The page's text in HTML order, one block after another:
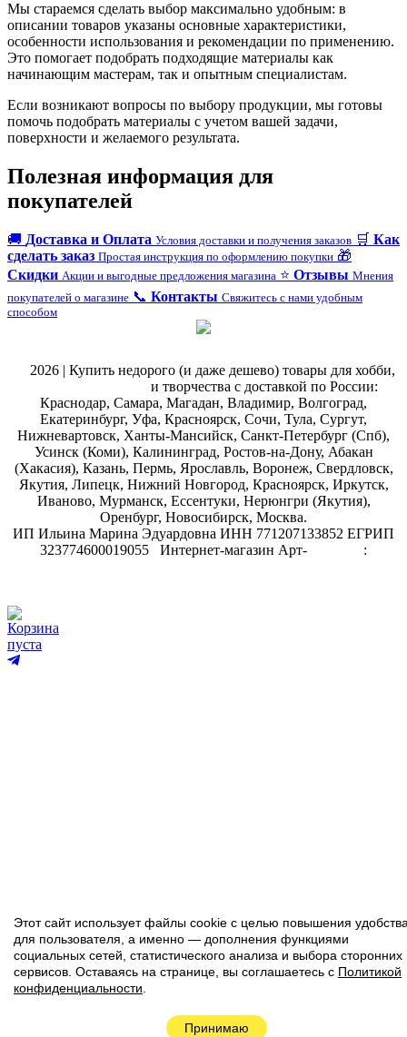
Мы стараемся сделать выбор максимально удобным: в
описании товаров указаны основные характеристики,
особенности использования и рекомендации по применению.
Это помогает подобрать подходящие материалы как
начинающим мастерам, так и опытным специалистам.
Если возникают вопросы по выбору продукции, мы готовы
помочь подобрать материалы с учетом вашей задачи,
поверхности и желаемого результата.
Полезная информация для
покупателей
🚚 Доставка и Оплата Условия доставки и получения заказов 🛒 Как
сделать заказ Простая инструкция по оформлению покупки 🎁
Скидки Акции и выгодные предложения магазина ⭐ Отзывы Мнения
покупателей о магазине 📞 Контакты Свяжитесь с нами удобным
способом
2026 | Купить недорого (и даже дешево) товары для хобби,
и творчества с доставкой по России:
Краснодар, Самара, Магадан, Владимир, Волгоград,
Екатеринбург, Уфа, Красноярск, Сочи, Тула, Сургут,
Нижневартовск, Ханты-Мансийск, Санкт-Петербург (Спб),
Усинск (Коми), Калининград, Ростов-на-Дону, Абакан
(Хакасия), Казань, Пермь, Ярославль, Воронеж, Свердловск,
Якутия, Липецк, Нижний Новгород, Красноярск, Иркутск,
Иваново, Мурманск, Ессентуки, Нерюнгри (Якутия),
Оренбург, Новосибирск, Москва.
ИП Ильина Марина Эдуардовна ИНН 771207133852 ЕГРИП
323774600019055
Интернет-магазин Арт-
:
Корзина
пуста
Этот сайт использует файлы cookie с целью повышения
для пользователя, а именно — дополнения функциями
социальных сетей, статистического анализа и выбора сторонних
сервисов. Оставаясь на странице, вы соглашаетесь с Политикой
конфиденциальности
Принимаю